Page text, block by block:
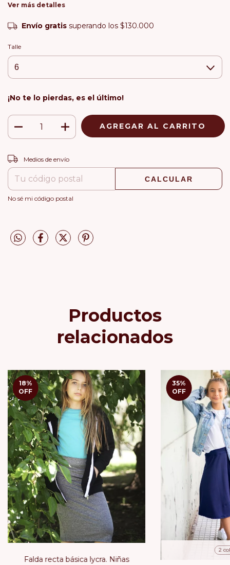
Ver más detalles
Envío gratis superando los $130.000
Talle
¡No te lo pierdas, es el último!
Entregas para el CP:
Medios de envío
CALCULAR
No sé mi código postal
Productos
relacionados
18%
OFF
Falda recta básica lycra. Niñas
35%
OFF
2